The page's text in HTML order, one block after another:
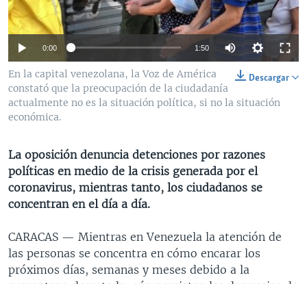
VENEZUELA
BRASIL
NICARAGUA
ECONOMÍA
ENTRETENIMIENTO Y CULTURA
TECNOLOGÍA
DEPORTES
CIENCIA Y SALUD
MULTIMEDIA
VIDEOS
FOTOGRAFÍA
AUDIOS
PROGRAMAS TV
EL MUNDO AL DÍA
FORO INTERAMERICANO
VISIÓN 360
PANORAMA
RADIO
AVANCE INFORMATIVO
AUDIONOTICIAS
ESTADOS UNIDOS AL DÍA
EL MUNDO AL DÍA [RADIO]
FORO [RADIO]
DEPORTIVO INTERNACIONAL
NOTA ECONÓMICA
DIRECT
DOCUMENTALES DE LA VOA
Learning English
SÍGANOS
Idiomas
0:00 1:50
Descargar
En la capital venezolana, la Voz de América
constató que la preocupación de la ciudadanía
actualmente no es la situación política, si no la situación
económica.
La oposición denuncia detenciones por razones
políticas en medio de la crisis generada por el
coronavirus, mientras tanto, los ciudadanos se
concentran en el día a día.
CARACAS — Mientras en Venezuela la atención de
las personas se concentra en cómo encarar los
próximos días, semanas y meses debido a la